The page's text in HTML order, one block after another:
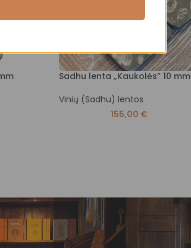
Sadhu lenta „Kaukolės” 10 mm
Vinių (Sadhu) lentos
155,00 €